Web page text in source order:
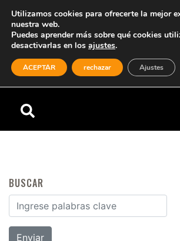
Menú
BUSCAR
Buscar por:
Utilizamos cookies para ofrecerte la mejor
nuestra web.
Puedes aprender más sobre qué cookies
desactivarlas en los ajustes.
ACEPTAR rechazar Ajustes